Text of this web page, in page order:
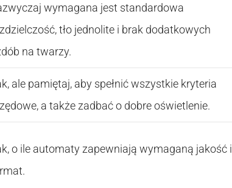
wymagana jest standardowa
tło jednolite i brak dodatkowych
na twarzy.
ale pamiętaj, aby spełnić wszystkie kryteria
a także zadbać o dobre oświetlenie.
o ile automaty zapewniają wymaganą jakość i